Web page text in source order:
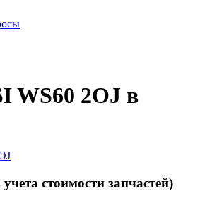
WS60 2OJ в
учета стоимости запчастей)